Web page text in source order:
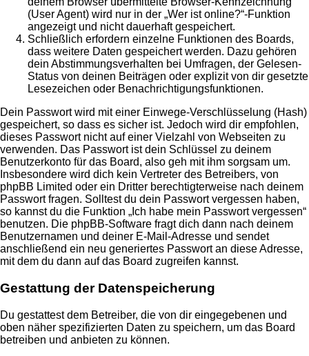
(User Agent) wird nur in der „Wer ist online?“-Funktion
angezeigt und nicht dauerhaft gespeichert.
Schließlich erfordern einzelne Funktionen des Boards,
dass weitere Daten gespeichert werden. Dazu gehören
dein Abstimmungsverhalten bei Umfragen, der Gelesen-
Status von deinen Beiträgen oder explizit von dir gesetzte
Lesezeichen oder Benachrichtigungsfunktionen.
Dein Passwort wird mit einer Einwege-Verschlüsselung (Hash)
gespeichert, so dass es sicher ist. Jedoch wird dir empfohlen,
dieses Passwort nicht auf einer Vielzahl von Webseiten zu
verwenden. Das Passwort ist dein Schlüssel zu deinem
Benutzerkonto für das Board, also geh mit ihm sorgsam um.
Insbesondere wird dich kein Vertreter des Betreibers, von
phpBB Limited oder ein Dritter berechtigterweise nach deinem
Passwort fragen. Solltest du dein Passwort vergessen haben,
so kannst du die Funktion „Ich habe mein Passwort vergessen“
benutzen. Die phpBB-Software fragt dich dann nach deinem
Benutzernamen und deiner E-Mail-Adresse und sendet
anschließend ein neu generiertes Passwort an diese Adresse,
mit dem du dann auf das Board zugreifen kannst.
Gestattung der Datenspeicherung
Du gestattest dem Betreiber, die von dir eingegebenen und
oben näher spezifizierten Daten zu speichern, um das Board
betreiben und anbieten zu können.